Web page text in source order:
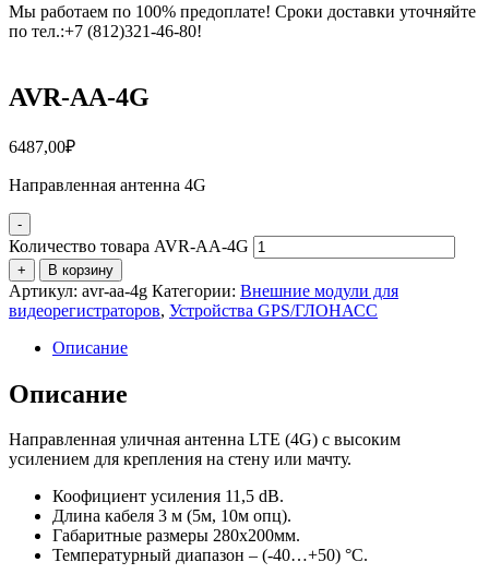
Мы работаем по 100% предоплате! Сроки доставки уточняйте
по тел.:+7 (812)321-46-80!
AVR-AA-4G
6487,00₽
Направленная антенна 4G
-
Количество товара AVR-AA-4G
+ В корзину
Артикул: avr-aa-4g Категории: Внешние модули для
видеорегистраторов, Устройства GPS/ГЛОНАСС
Описание
Описание
Направленная уличная антенна LTE (4G) с высоким
усилением для крепления на стену или мачту.
Коофициент усиления 11,5 dB.
Длина кабеля 3 м (5м, 10м опц).
Габаритные размеры 280х200мм.
Температурный диапазон – (-40…+50) °С.